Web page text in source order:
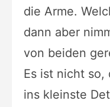
die Arme.
dann aber
von beiden
Es ist nicht so,
ins kleinste